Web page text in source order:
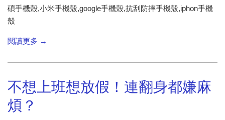
碩手機殼,小米手機殼,google手機殼,抗刮防摔手機殼,iphon手機
殼
閱讀更多 →
不想上班想放假！連翻身都嫌麻
煩？